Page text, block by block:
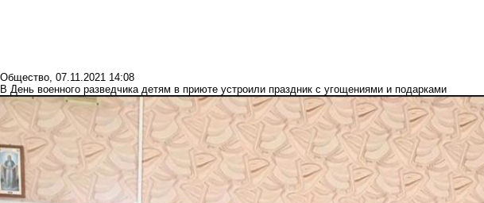
Общество, 07.11.2021 14:08
В День военного разведчика детям в приюте устроили праздник с угощениями и подарками